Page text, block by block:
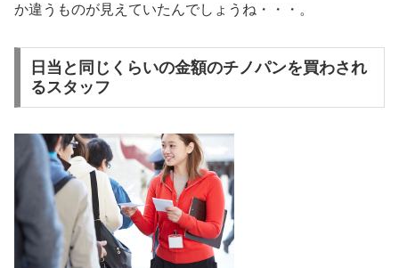
か違うものが見えていたんでしょうね・・・。
日当と同じくらいの金額のチノパンを買わされ
るスタッフ